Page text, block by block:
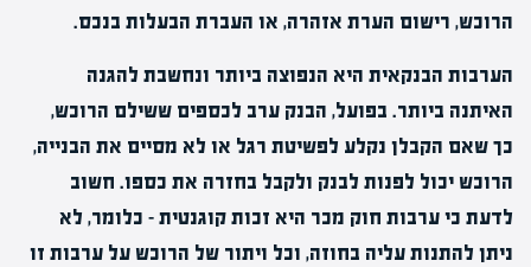
הרוכש, רישום הערת אזהרה, או העברת הבעלות בנכס.
הערבות הבנקאית היא הנפוצה ביותר ונחשבת להגנה
האיתנה ביותר. בפועל, הבנק ערב לכספים ששילם הרוכש,
כך שאם הקבלן נקלע לפשיטת רגל או לא מסיים את הבנייה,
הרוכש יכול לפנות לבנק ולקבל בחזרה את כספו. חשוב
לדעת כיערבות חוק מכר היא זכות קוגנטית – כלומר, לא
ניתן להתנות עליה בחוזה, וכל ויתור של הרוכש על ערבות זו